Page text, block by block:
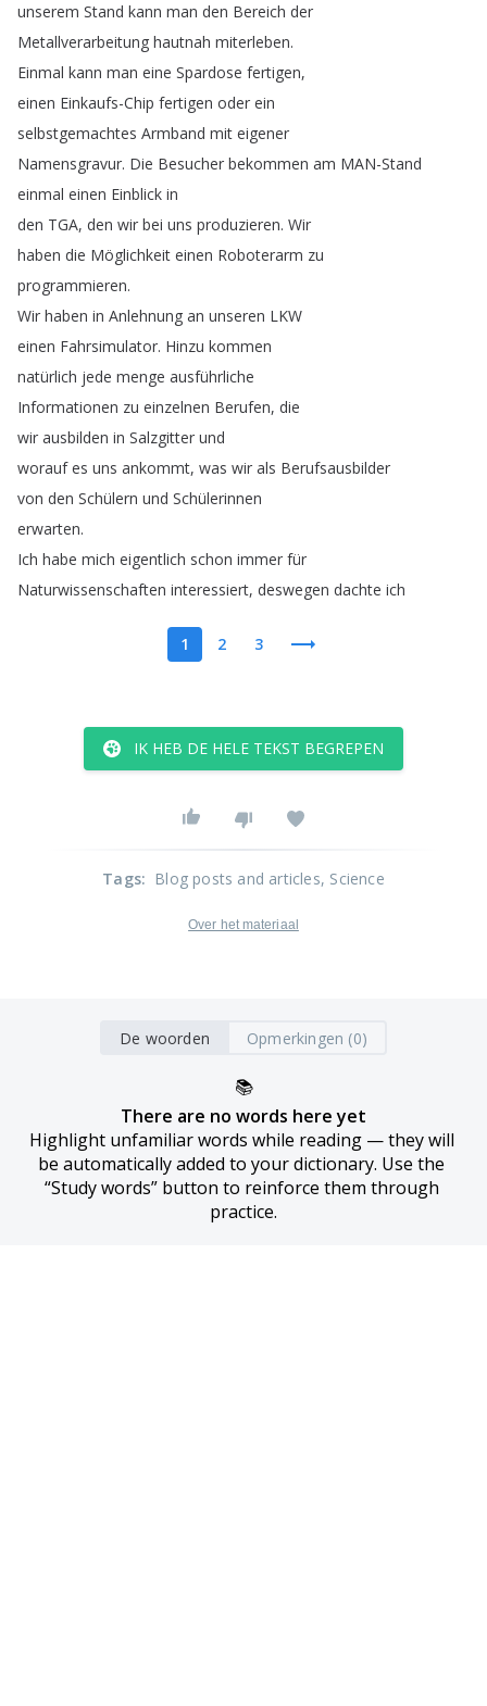
unserem Stand kann man den Bereich der
Metallverarbeitung hautnah miterleben.
Einmal kann man eine Spardose fertigen,
einen Einkaufs-Chip fertigen oder ein
selbstgemachtes Armband mit eigener
Namensgravur. Die Besucher bekommen am MAN-Stand
einmal einen Einblick in
den TGA, den wir bei uns produzieren. Wir
haben die Möglichkeit einen Roboterarm zu
programmieren.
Wir haben in Anlehnung an unseren LKW
einen Fahrsimulator. Hinzu kommen
natürlich jede menge ausführliche
Informationen zu einzelnen Berufen, die
wir ausbilden in Salzgitter und
worauf es uns ankommt, was wir als Berufsausbilder
von den Schülern und Schülerinnen
erwarten.
Ich habe mich eigentlich schon immer für
Naturwissenschaften interessiert, deswegen dachte ich
1 2 3
IK HEB DE HELE TEKST BEGREPEN
Tags: Blog posts and articles, Science
Over het materiaal
De woorden Opmerkingen (0)
📚
There are no words here yet
Highlight unfamiliar words while reading — they will
be automatically added to your dictionary. Use the
“Study words” button to reinforce them through
practice.